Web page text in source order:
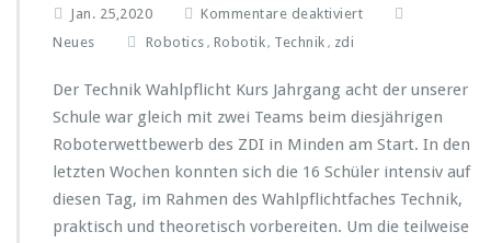
Jan. 25,2020 Kommentare deaktiviert
o
z
z
i
l
l
a
Neues Robotics , Robotik, Technik , zdi
Der Technik Wahlpflicht Kurs Jahrgang acht der unserer
Schule war gleich mit zwei Teams beim diesjährigen
Roboterwettbewerb des ZDI in Minden am Start. In den
letzten Wochen konnten sich die 16 Schüler intensiv auf
diesen Tag, im Rahmen des Wahlpflichtfaches Technik,
praktisch und theoretisch vorbereiten. Um die teilweise